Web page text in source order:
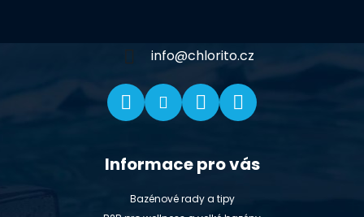
info@chlorito.cz
Informace pro vás
Bazénové rady a tipy